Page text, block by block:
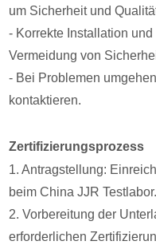
um Sicherheit und
- Korrekte Installation
Vermeidung von
- Bei Problemen
kontaktieren.
Zertifizierungsprozess
1. Antragstellung:
beim China JJR Testlabor.
2. Vorbereitung der
erforderlichen